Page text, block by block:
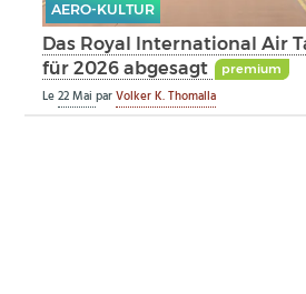
AERO-KULTUR
AERO-KULTUR
Das Royal lnternational Air
für 2026 abgesagt
premium
Le22 MaiparVolker K. Thomalla